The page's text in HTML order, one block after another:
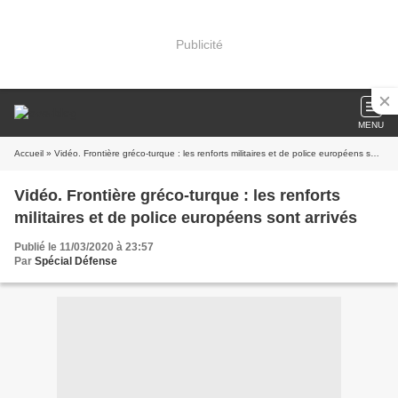
Publicité
MENU
Accueil » Vidéo. Frontière gréco-turque : les renforts militaires et de police européens sont arrivés
Vidéo. Frontière gréco-turque : les renforts
militaires et de police européens sont arrivés
Publié le 11/03/2020 à 23:57
Par Spécial Défense